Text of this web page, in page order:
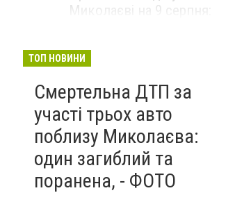
Миколаєві на 9 серпня:
ТОП НОВИНИ
Смертельна ДТП за
участі трьох авто
поблизу Миколаєва:
один загиблий та
поранена, - ФОТО